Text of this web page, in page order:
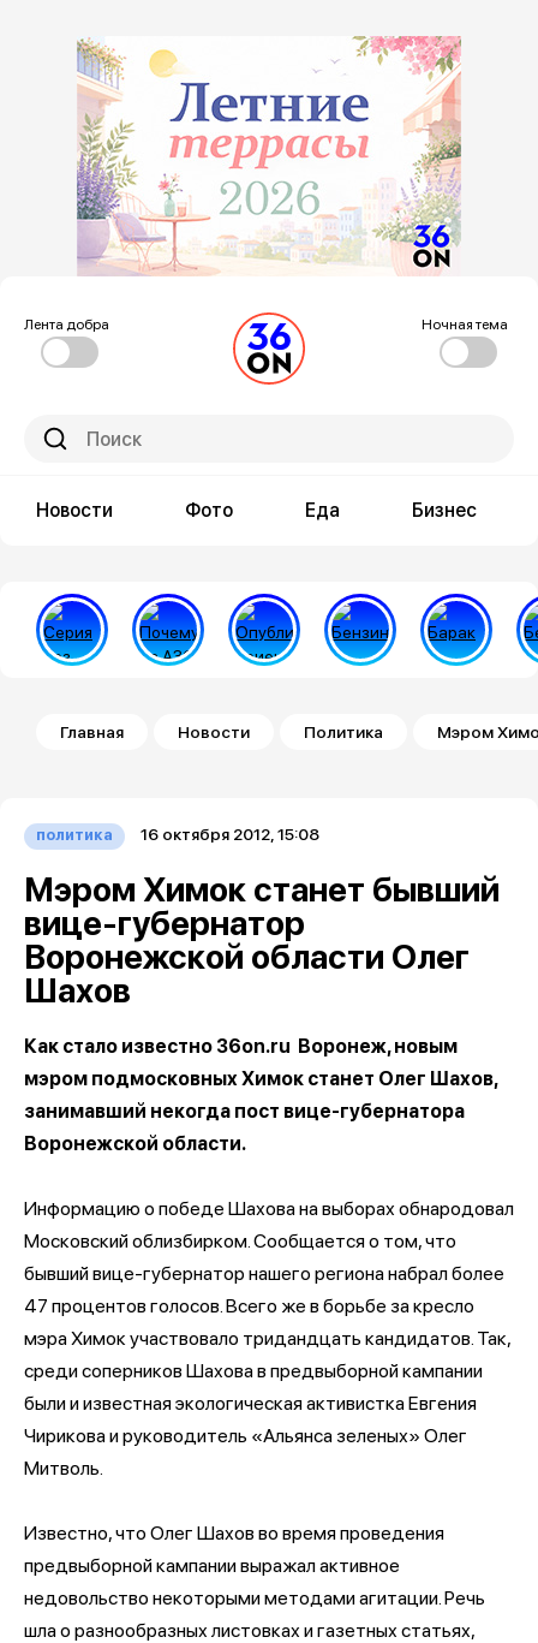
Лента добра Ночная тема
Новости Фото Еда Бизнес
Строка навигации
Главная Новости Политика Мэром
политика 16 октября 2012, 15:08
Мэром Химок станет бывший
вице-губернатор
Воронежской области Олег
Шахов
Как стало известно 36on.ru Воронеж, новым
мэром подмосковных Химок станет Олег Шахов,
занимавший некогда пост вице-губернатора
Воронежской области.
Информацию о победе Шахова на выборах обнародовал
Московский облизбирком. Сообщается о том, что
бывший вице-губернатор нашего региона набрал более
47 процентов голосов. Всего же в борьбе за кресло
мэра Химок участвовало тридандцать кандидатов. Так,
среди соперников Шахова в предвыборной кампании
были и известная экологическая активистка Евгения
Чирикова и руководитель «Альянса зеленых» Олег
Митволь.
Известно, что Олег Шахов во время проведения
предвыборной кампании выражал активное
недовольство некоторыми методами агитации. Речь
шла о разнообразных листовках и газетных статьях,